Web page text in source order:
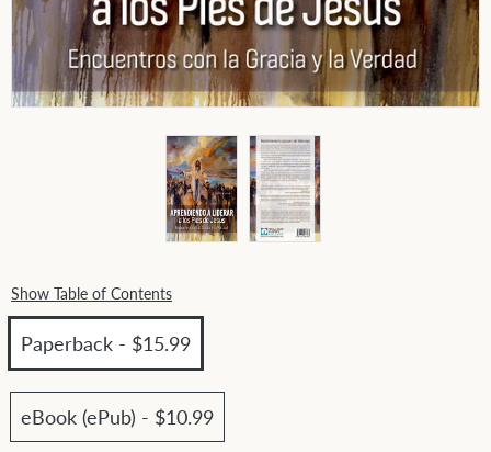
Show Table of Contents
Paperback - $15.99
eBook (ePub) - $10.99